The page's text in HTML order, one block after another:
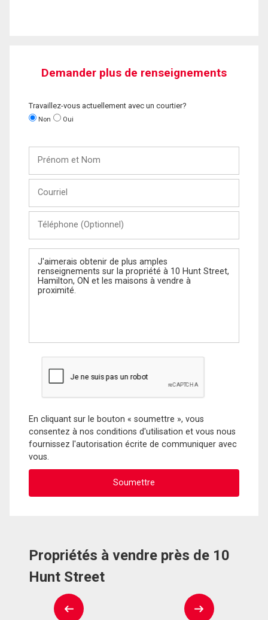
Demander plus de renseignements
Travaillez-vous actuellement avec un courtier?
Non Oui
Nom
(Optionnel)
Message
En cliquant sur le bouton « soumettre », vous
consentez à nos conditions d'utilisation et vous nous
fournissez l'autorisation écrite de communiquer avec
vous.
Propriétés à vendre près de 10
Hunt Street